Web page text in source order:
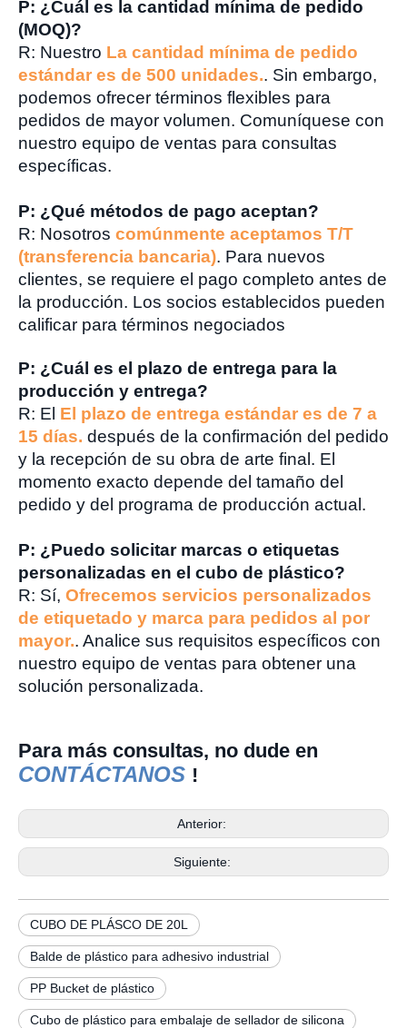
P: ¿Cuál es la cantidad mínima de pedido
(MOQ)?
R: Nuestro La cantidad mínima de pedido
estándar es de 500 unidades.. Sin embargo,
podemos ofrecer términos flexibles para
pedidos de mayor volumen. Comuníquese con
nuestro equipo de ventas para consultas
específicas.
P: ¿Qué métodos de pago aceptan?
R: Nosotros comúnmente aceptamos T/T
(transferencia bancaria). Para nuevos
clientes, se requiere el pago completo antes de
la producción. Los socios establecidos pueden
calificar para términos negociados
P: ¿Cuál es el plazo de entrega para la
producción y entrega?
R: El El plazo de entrega estándar es de 7 a
15 días. después de la confirmación del pedido
y la recepción de su obra de arte final. El
momento exacto depende del tamaño del
pedido y del programa de producción actual.
P: ¿Puedo solicitar marcas o etiquetas
personalizadas en el cubo de plástico?
R: Sí, Ofrecemos servicios personalizados
de etiquetado y marca para pedidos al por
mayor.. Analice sus requisitos específicos con
nuestro equipo de ventas para obtener una
solución personalizada.
Para más consultas, no dude en
CONTÁCTANOS !
Anterior:
Siguiente:
CUBO DE PLÁSCO DE 20L
Balde de plástico para adhesivo industrial
PP Bucket de plástico
Cubo de plástico para embalaje de sellador de silicona